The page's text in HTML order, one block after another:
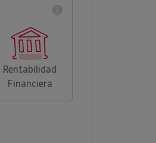
Rentabilidad
Financiera